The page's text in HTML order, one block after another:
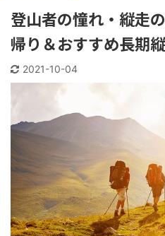
登山者の憧れ・縦走
帰り＆おすすめ長期
2021-10-04